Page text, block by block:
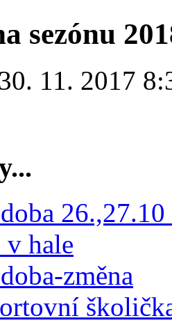
sezónu
11. 2017
v hale
změna